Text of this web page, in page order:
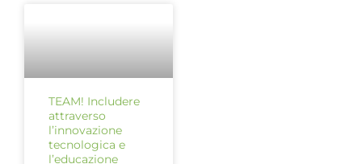
TEAM! Includere
attraverso
l’innovazione
tecnologica e
l’educazione